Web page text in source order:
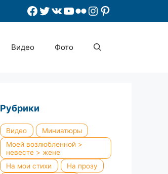
Facebook
Twitter
ВКонтакте
YouTube
Flickr
Instagram
Pinterest
Видео Фото
Рубрики
Видео
Миниатюры
Моей возлюбленной >
невесте > жене
На мои стихи
На прозу